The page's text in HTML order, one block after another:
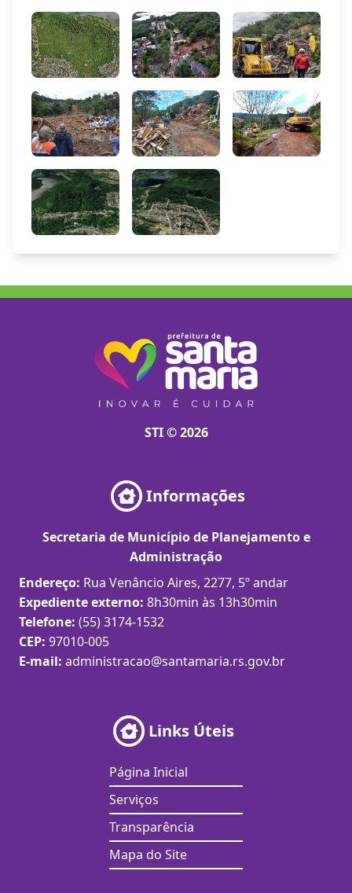
STI © 2026
Informações
Secretaria de Município de Planejamento e
Administração
Endereço: Rua Venâncio Aires, 2277, 5º andar
Expediente externo: 8h30min às 13h30min
Telefone: (55) 3174-1532
CEP: 97010-005
E-mail: administracao@santamaria.rs.gov.br
Links Úteis
Página Inicial
Serviços
Transparência
Mapa do Site